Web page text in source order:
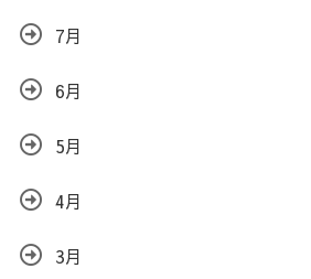
7月
6月
5月
4月
3月